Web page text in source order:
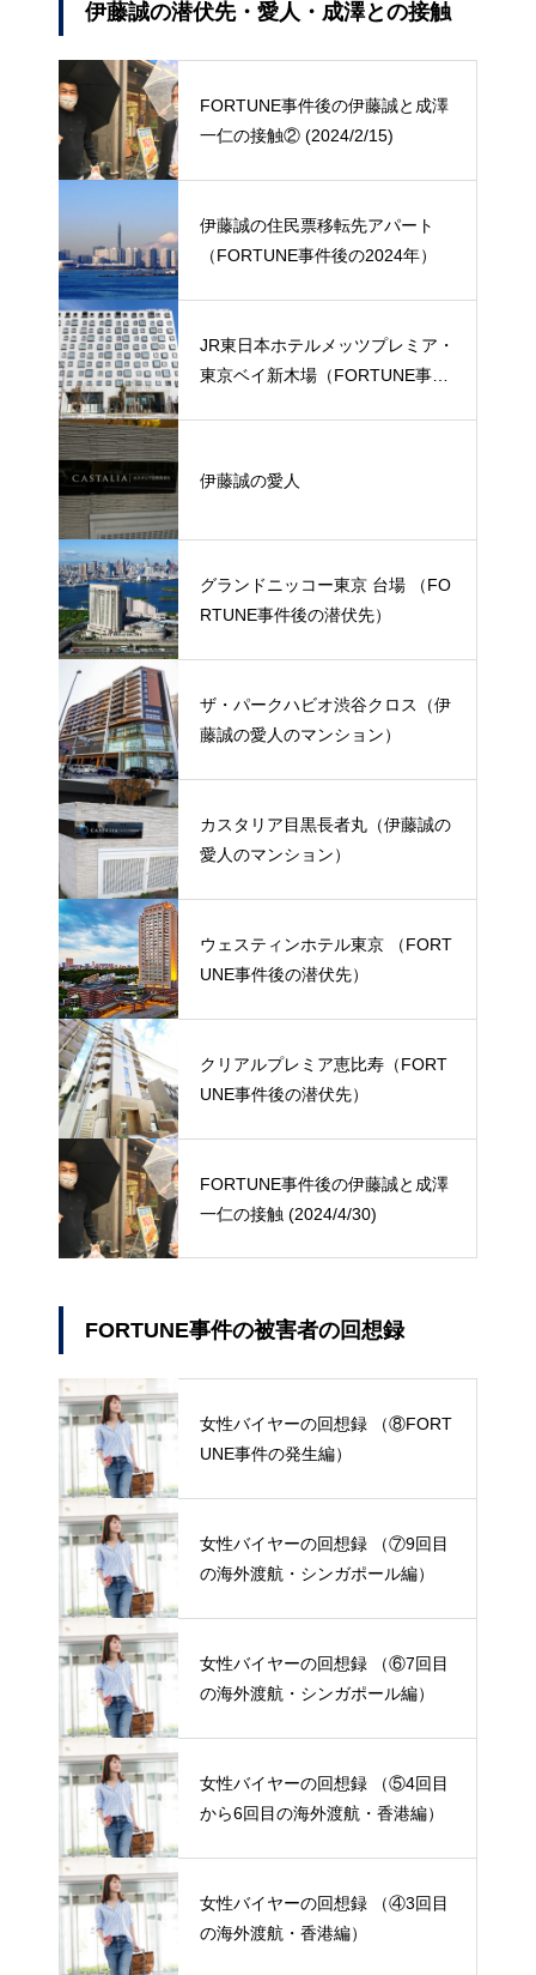
伊藤誠の潜伏先・愛人・成澤との接触
FORTUNE事件後の伊藤誠と成澤
一仁の接触② (2024/2/15)
伊藤誠の住民票移転先アパート
（FORTUNE事件後の2024年）
JR東日本ホテルメッツプレミア・
東京ベイ新木場（FORTUNE事件
伊藤誠の愛人
グランドニッコー東京 台場 （FO
RTUNE事件後の潜伏先）
ザ・パークハビオ渋谷クロス（伊
藤誠の愛人のマンション）
カスタリア目黒長者丸（伊藤誠の
愛人のマンション）
ウェスティンホテル東京 （FORT
UNE事件後の潜伏先）
クリアルプレミア恵比寿（FORT
UNE事件後の潜伏先）
FORTUNE事件後の伊藤誠と成澤
一仁の接触 (2024/4/30)
FORTUNE事件の被害者の回想録
女性バイヤーの回想録 （⑧FORT
UNE事件の発生編）
女性バイヤーの回想録 （⑦9回目
の海外渡航・シンガポール編）
女性バイヤーの回想録 （⑥7回目
の海外渡航・シンガポール編）
女性バイヤーの回想録 （⑤4回目
から6回目の海外渡航・香港編）
女性バイヤーの回想録 （④3回目
の海外渡航・香港編）